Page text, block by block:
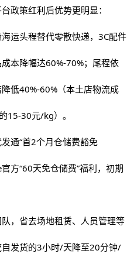
政策红利后优势更明显：
运头程替代零散快递，3C配件
本降幅达60%-70%；尾程依
低40%-60%（本土店物流成
15-30元/kg）。
通“首2个月仓储费豁免
方“60天免仓储费”福利，初期
，省去场地租赁、人员管理等
发货的3小时/天降至20分钟/